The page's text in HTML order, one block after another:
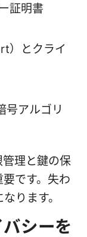
証明書
）とクライ
号アルゴリ
理と鍵の保
です。失わ
ります。
シーを